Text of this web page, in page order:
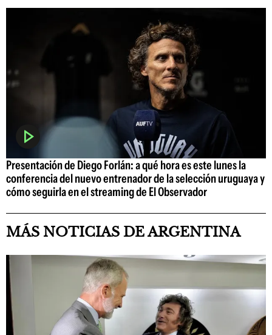
Presentación de Diego Forlán: a qué hora es este lunes la
conferencia del nuevo entrenador de la selección uruguaya y
cómo seguirla en el streaming de El Observador
MÁS NOTICIAS DE ARGENTINA